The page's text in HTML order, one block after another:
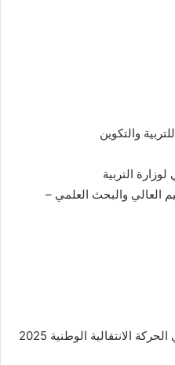
والتكوين
التربية
العالي والبحث العلمي –
الانتقالية الوطنية 2025